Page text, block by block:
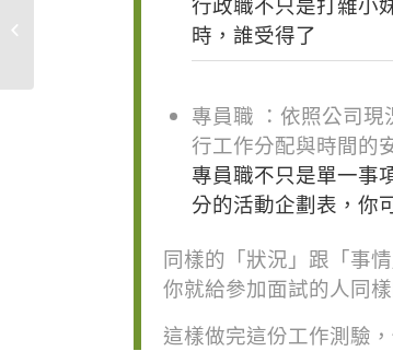
時，誰受得了
專員職 ：依照公司
行工作分配與時間的
專員職不只是單一事
分的活動企劃表，你
同樣的「狀況」跟「事
你就給參加面試的人同
這樣做完這份工作測驗